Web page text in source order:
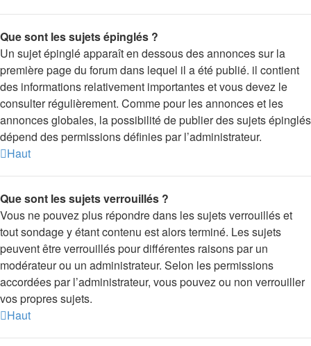
Que sont les sujets épinglés ?
Un sujet épinglé apparaît en dessous des annonces sur la
première page du forum dans lequel il a été publié. il contient
des informations relativement importantes et vous devez le
consulter régulièrement. Comme pour les annonces et les
annonces globales, la possibilité de publier des sujets épinglés
dépend des permissions définies par l’administrateur.
Haut
Que sont les sujets verrouillés ?
Vous ne pouvez plus répondre dans les sujets verrouillés et
tout sondage y étant contenu est alors terminé. Les sujets
peuvent être verrouillés pour différentes raisons par un
modérateur ou un administrateur. Selon les permissions
accordées par l’administrateur, vous pouvez ou non verrouiller
vos propres sujets.
Haut